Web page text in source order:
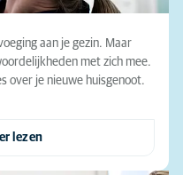
aan je gezin. Maar
met zich mee.
over je nieuwe huisgenoot.
lezen